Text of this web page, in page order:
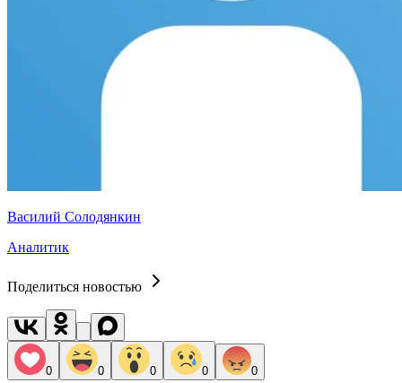
Василий Солодянкин
Аналитик
Поделиться новостью
0 0 0 0 0